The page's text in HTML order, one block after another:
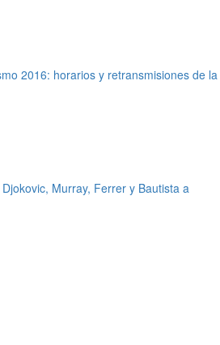
2016: horarios y retransmisiones de la
Murray, Ferrer y Bautista a